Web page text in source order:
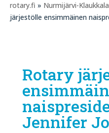
rotary.fi » Nurmijärvi-
järjestölle ensimmäinen
Rotary
Jennifer